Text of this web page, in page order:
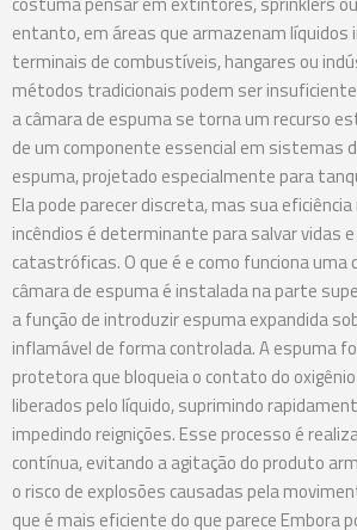
entanto, em áreas que armazenam líquidos
terminais de combustíveis, hangares ou
métodos tradicionais podem ser
a câmara de espuma se torna um recurso
de um componente essencial em sistemas
espuma, projetado especialmente para
Ela pode parecer discreta, mas sua
incêndios é determinante para salvar vidas
catastróficas. O que é e como funciona uma
câmara de espuma é instalada na parte
a função de introduzir espuma expandida
inflamável de forma controlada. A espuma
protetora que bloqueia o contato do
liberados pelo líquido, suprimindo
impedindo reignições. Esse processo é
contínua, evitando a agitação do produto
o risco de explosões causadas pela
que é mais eficiente do que parece Embora